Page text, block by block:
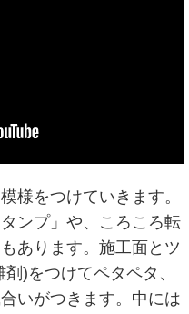
様をつけていきます。
ンプ」や、ころころ転
あります。施工面とツ
)をつけてペタペタ、
いがつきます。中には